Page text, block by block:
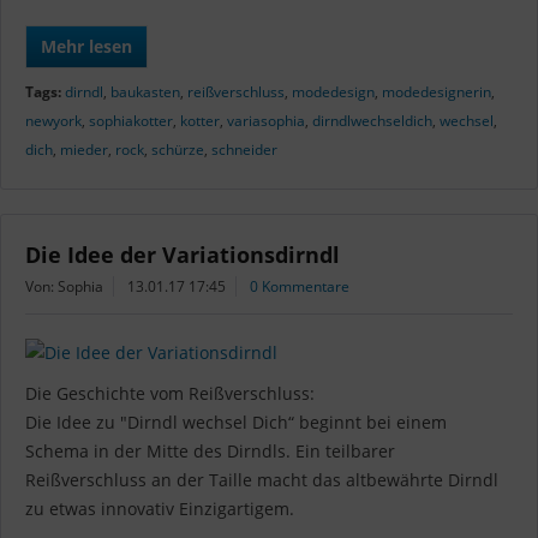
Mehr lesen
Tags: dirndl, baukasten, reißverschluss, modedesign, modedesignerin,
newyork, sophiakotter, kotter, variasophia, dirndlwechseldich, wechsel,
dich, mieder, rock, schürze, schneider
Die Idee der Variationsdirndl
Von: Sophia 13.01.17 17:45 0 Kommentare
Die Geschichte vom Reißverschluss:
Die Idee zu "Dirndl wechsel Dich“ beginnt bei einem
Schema in der Mitte des Dirndls. Ein teilbarer
Reißverschluss an der Taille macht das altbewährte Dirndl
zu etwas innovativ Einzigartigem.